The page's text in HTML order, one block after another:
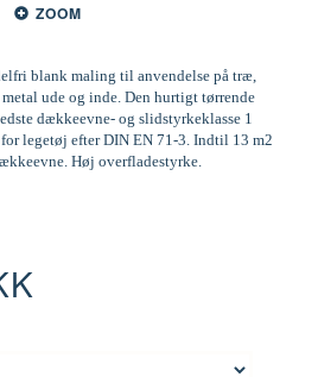
ZOOM
blank maling til anvendelse på træ,
ude og inde. Den hurtigt tørrende
dækkeevne- og slidstyrkeklasse 1
legetøj efter DIN EN 71-3. Indtil 13 m2
Høj overfladestyrke.